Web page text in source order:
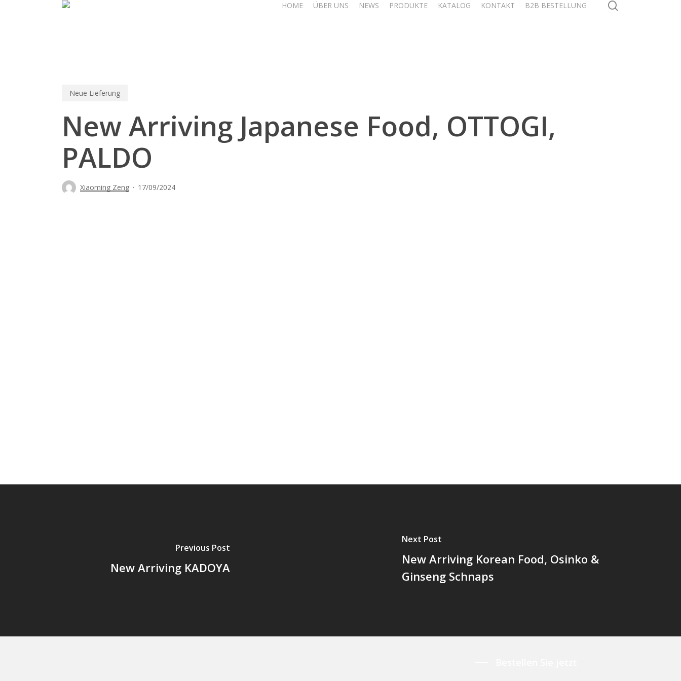
HOME ÜBER UNS NEWS PRODUKTE KATALOG KONTAKT B2B BESTELLUNG
Neue Lieferung
New Arriving Japanese Food, OTTOGI,
PALDO
Xiaoming Zeng 17/09/2024
Previous Post
New Arriving KADOYA
Next Post
New Arriving Korean Food, Osinko &
Ginseng Schnaps